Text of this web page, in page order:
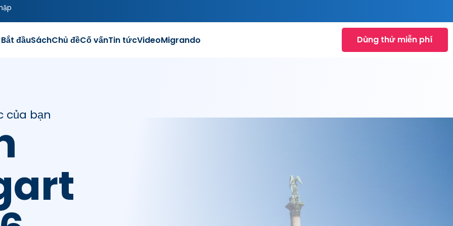
Bắt đầuSáchChủ đềCố vấnTin tứcVideoMigrando Dùng thử miễn phí
của bạn